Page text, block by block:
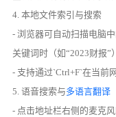
4. 本地文件索引与搜索
- 浏览器可自动扫描电脑
关键词时（如“2023财报”
- 支持通过`Ctrl+F`在当前
5. 语音搜索与多语言翻译
- 点击地址栏右侧的麦克